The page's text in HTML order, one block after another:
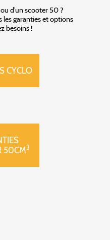
d’un scooter 50 ?
les garanties et options
besoins !
CYCLO
50CM3